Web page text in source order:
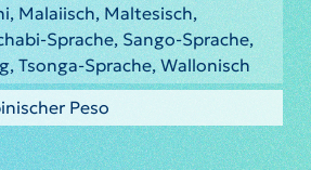
Malaiisch, Maltesisch,
Sprache, Sango-Sprache,
Tsonga-Sprache, Wallonisch
Peso